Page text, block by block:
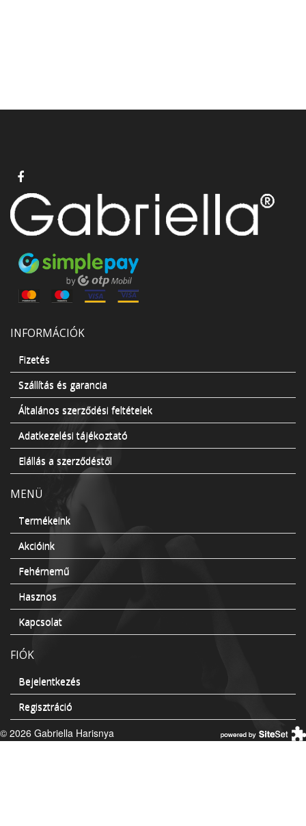
INFORMÁCIÓK
Fizetés
Szállítás és garancia
Általános szerződési feltételek
Adatkezelési tájékoztató
Elállás a szerződéstől
MENÜ
Termékeink
Akcióink
Fehérnemű
Hasznos
Kapcsolat
FIÓK
Bejelentkezés
Regisztráció
© 2026 Gabriella Harisnya